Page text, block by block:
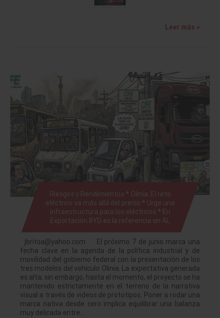
Leer más »
Riesgos y Rendimientos * Olinia: El reto
eléctrico va más allá del precio * Urge una
infraestructura para los eléctricos * En
Exportación BYD es la referencia en AL
jbritoa@yahoo.com El próximo 7 de junio marca una
fecha clave en la agenda de la política industrial y de
movilidad del gobierno federal con la presentación de los
tres modelos del vehículo Olinia. La expectativa generada
es alta; sin embargo, hasta el momento, el proyecto se ha
mantenido estrictamente en el terreno de la narrativa
visual a través de videos de prototipos. Poner a rodar una
marca nativa desde cero implica equilibrar una balanza
muy delicada entre…